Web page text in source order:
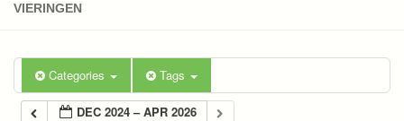
VIERINGEN
Categories Tags
DEC 2024 – APR 2026